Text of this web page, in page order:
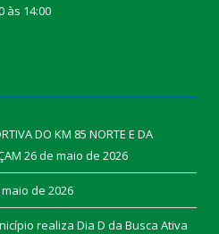
às 14:00
DO KM 85 NORTE E DA
26 de maio de 2026
de 2026
realiza Dia D da Busca Ativa